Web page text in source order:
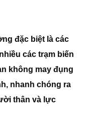
đặc biệt là các
các trạm biến
không may đụng
nhanh chóng ra
thân và lực